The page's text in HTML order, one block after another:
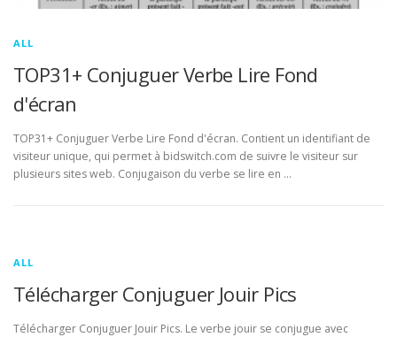
ALL
TOP31+ Conjuguer Verbe Lire Fond
d'écran
TOP31+ Conjuguer Verbe Lire Fond d'écran. Contient un identifiant de
visiteur unique, qui permet à bidswitch.com de suivre le visiteur sur
plusieurs sites web. Conjugaison du verbe se lire en …
ALL
Télécharger Conjuguer Jouir Pics
Télécharger Conjuguer Jouir Pics. Le verbe jouir se conjugue avec